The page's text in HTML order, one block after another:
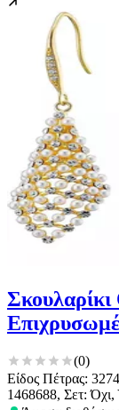
(0)
Είδος Πέτρας:
1468688, Σετ: